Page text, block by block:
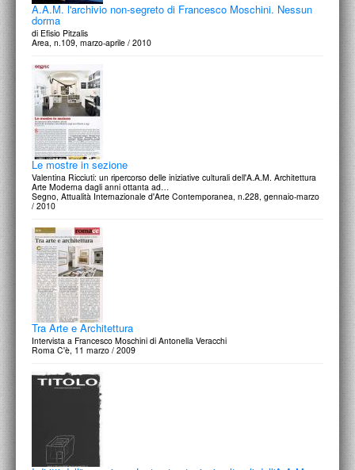
A.A.M. l'archivio non-segreto di Francesco Moschini. Nessun
dorma
di Efisio Pitzalis
Area, n.109, marzo-aprile / 2010
Le mostre in sezione
Valentina Ricciuti: un ripercorso delle iniziative culturali dell'A.A.M. Architettura
Arte Moderna dagli anni ottanta ad…
Segno, Attualità Internazionale d'Arte Contemporanea, n.228, gennaio-marzo
/ 2010
Tra Arte e Architettura
Intervista a Francesco Moschini di Antonella Veracchi
Roma C'è, 11 marzo / 2009